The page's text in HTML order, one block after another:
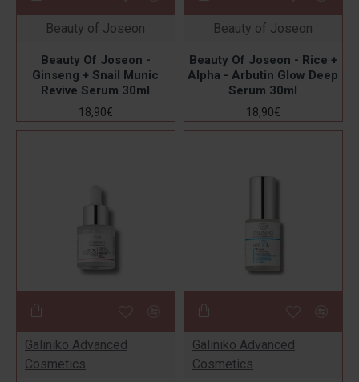
Beauty of Joseon
Beauty Of Joseon -
Ginseng + Snail Munic
Revive Serum 30ml
18,90€
Beauty of Joseon
Beauty Of Joseon - Rice +
Alpha - Arbutin Glow Deep
Serum 30ml
18,90€
Galiniko Advanced
Cosmetics
Galiniko Advanced
Cosmetics